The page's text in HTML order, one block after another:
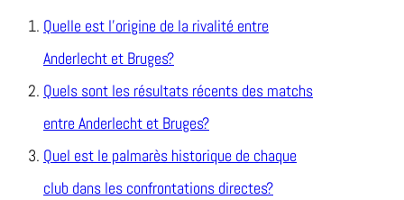
Quelle est l’origine de la rivalité entre
Anderlecht et Bruges?
Quels sont les résultats récents des matchs
entre Anderlecht et Bruges?
Quel est le palmarès historique de chaque
club dans les confrontations directes?